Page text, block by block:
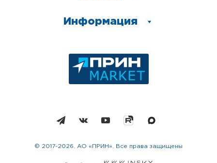
Информация
© 2017-2026. АО «ПРИН». Все права защищены